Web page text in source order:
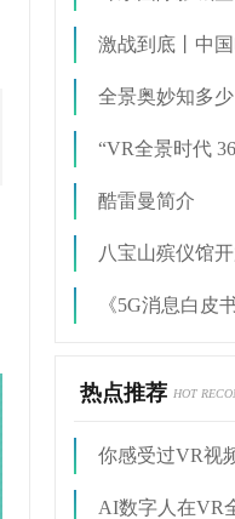
全景奥妙知多
“VR全景时代
酷雷曼简介
八宝山殡仪馆
《5G消息白皮
热点推荐 HOT
你感受过VR视